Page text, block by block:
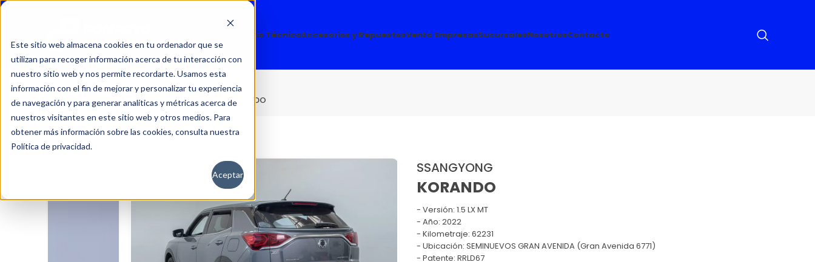
Este sitio web almacena cookies en tu ordenador que se
utilizan para recoger información acerca de tu interacción con
nuestro sitio web y nos permite recordarte. Usamos esta
información con el fin de mejorar y personalizar tu experiencia
de navegación y para generar analíticas y métricas acerca de
nuestros visitantes en este sitio web y otros medios. Para
obtener más información sobre las cookies, consulta nuestra
Política de privacidad.
Aceptar
Servicio TécnicoAccesorios y RepuestosVenta EmpresasSucursalesNosotrosContacto
Inicio Autos Usados SSANGYONG KORANDO
SSANGYONG
KORANDO
Versión: 1.5 LX MT
Año: 2022
Kilometraje: 62231
Ubicación: SEMINUEVOS GRAN AVENIDA (Gran Avenida 6771)
Patente: RRLD67